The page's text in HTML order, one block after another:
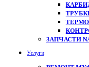
ЗАПЧАСТИ
Услуги